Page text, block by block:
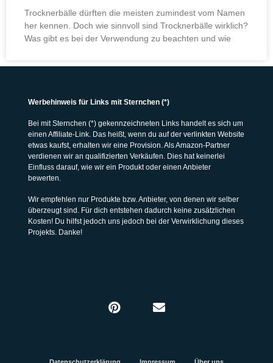
Trocknerbälle dürften die meisten zumindest vom Namen
her kennen. Doch wie sinnvoll sind Trocknerbälle wirklich?
Was gibt es bei der Verwendung zu beachten und wie
Werbehinweis für Links mit Sternchen (*)
Bei mit Sternchen (*) gekennzeichneten Links handelt es sich um
einen Affiliate-Link. Das heißt, wenn du auf der verlinkten Website
etwas kaufst, erhalten wir eine Provision. Als Amazon-Partner
verdienen wir an qualifizierten Verkäufen. Dies hat keinerlei
Einfluss darauf, wie wir ein Produkt oder einen Anbieter
bewerten.
Wir empfehlen nur Produkte bzw. Anbieter, von denen wir selber
überzeugt sind. Für dich entstehen dadurch keine zusätzlichen
Kosten! Du hilfst jedoch uns jedoch bei der Verwirklichung dieses
Projekts. Danke!